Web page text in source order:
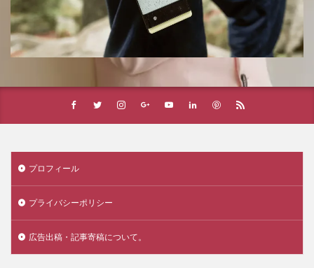
プロフィール
プライバシーポリシー
広告出稿・記事寄稿について。